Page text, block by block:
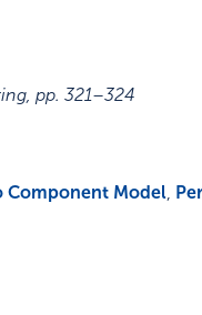
, pp. 321–324
Component Model,